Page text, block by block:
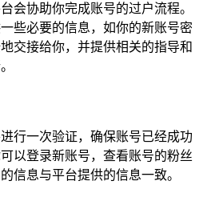
会协助你完成账号的过户流程。
些必要的信息，如你的新账号密
交接给你，并提供相关的指导和
行一次验证，确保账号已经成功
以登录新账号，查看账号的粉丝
信息与平台提供的信息一致。